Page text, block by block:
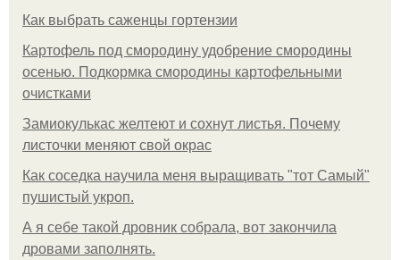
Как выбрать саженцы гортензии
Картофель под смородину удобрение смородины
осенью. Подкормка смородины картофельными
очистками
Замиокулькас желтеют и сохнут листья. Почему
листочки меняют свой окрас
Как соседка научила меня выращивать "тот Самый"
пушистый укроп.
А я себе такой дровник собрала, вот закончила
дровами заполнять.